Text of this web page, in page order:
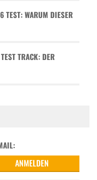
TEST: WARUM DIESER
TRACK: DER